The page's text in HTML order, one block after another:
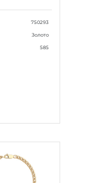
750293
Золото
585